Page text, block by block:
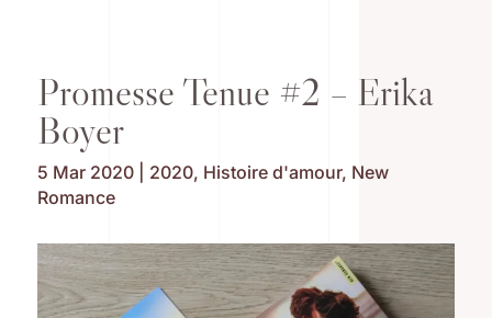
Promesse Tenue #2 – Erika
Boyer
5 Mar 2020| 2020, Histoire d'amour, New
Romance